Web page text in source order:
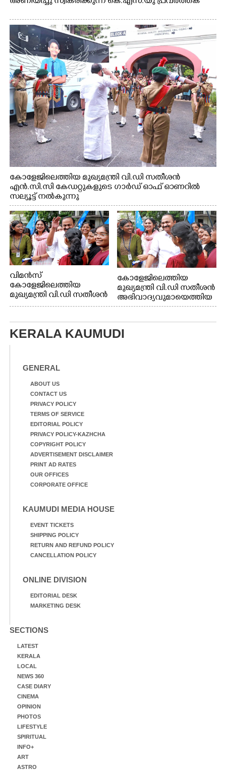
കോളേജിലെത്തിയ മുഖ്യമന്ത്രി വി.ഡി സതീശൻ
എൻ.സി.സി കേഡറ്റുകളുടെ ഗാർഡ് ഓഫ് ഓണറിൽ
സല്യൂട്ട് നൽകുന്നു
വിമൻസ്
കോളേജിലെത്തിയ
മുഖ്യമന്ത്രി വി.ഡി സതീശൻ
അഭിവാദ്യവുമായെത്തിയ
വിദ്യാർത്ഥികൾക്കൊപ്പം
കോളേജിലെത്തിയ
മുഖ്യമന്ത്രി വി.ഡി സതീശൻ
അഭിവാദ്യവുമായെത്തിയ
കെ. എസ്.യു
KERALA KAUMUDI
GENERAL
ABOUT US
CONTACT US
PRIVACY POLICY
TERMS OF SERVICE
EDITORIAL POLICY
PRIVACY POLICY-KAZHCHA
COPYRIGHT POLICY
ADVERTISEMENT DISCLAIMER
PRINT AD RATES
OUR OFFICES
CORPORATE OFFICE
KAUMUDI MEDIA HOUSE
EVENT TICKETS
SHIPPING POLICY
RETURN AND REFUND POLICY
CANCELLATION POLICY
ONLINE DIVISION
EDITORIAL DESK
MARKETING DESK
SECTIONS
LATEST
KERALA
LOCAL
NEWS 360
CASE DIARY
CINEMA
OPINION
PHOTOS
LIFESTYLE
SPIRITUAL
INFO+
ART
ASTRO